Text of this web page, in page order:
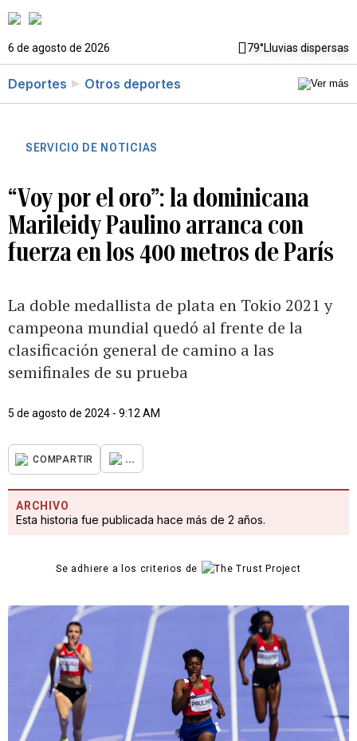
6 de agosto de 2026 79°Lluvias dispersas
Deportes Otros deportes
SERVICIO DE NOTICIAS
“Voy por el oro”: la dominicana
Marileidy Paulino arranca con
fuerza en los 400 metros de París
La doble medallista de plata en Tokio 2021 y
campeona mundial quedó al frente de la
clasificación general de camino a las
semifinales de su prueba
5 de agosto de 2024 - 9:12 AM
COMPARTIR ...
ARCHIVO
Esta historia fue publicada hace más de 2 años.
Se adhiere a los criterios de